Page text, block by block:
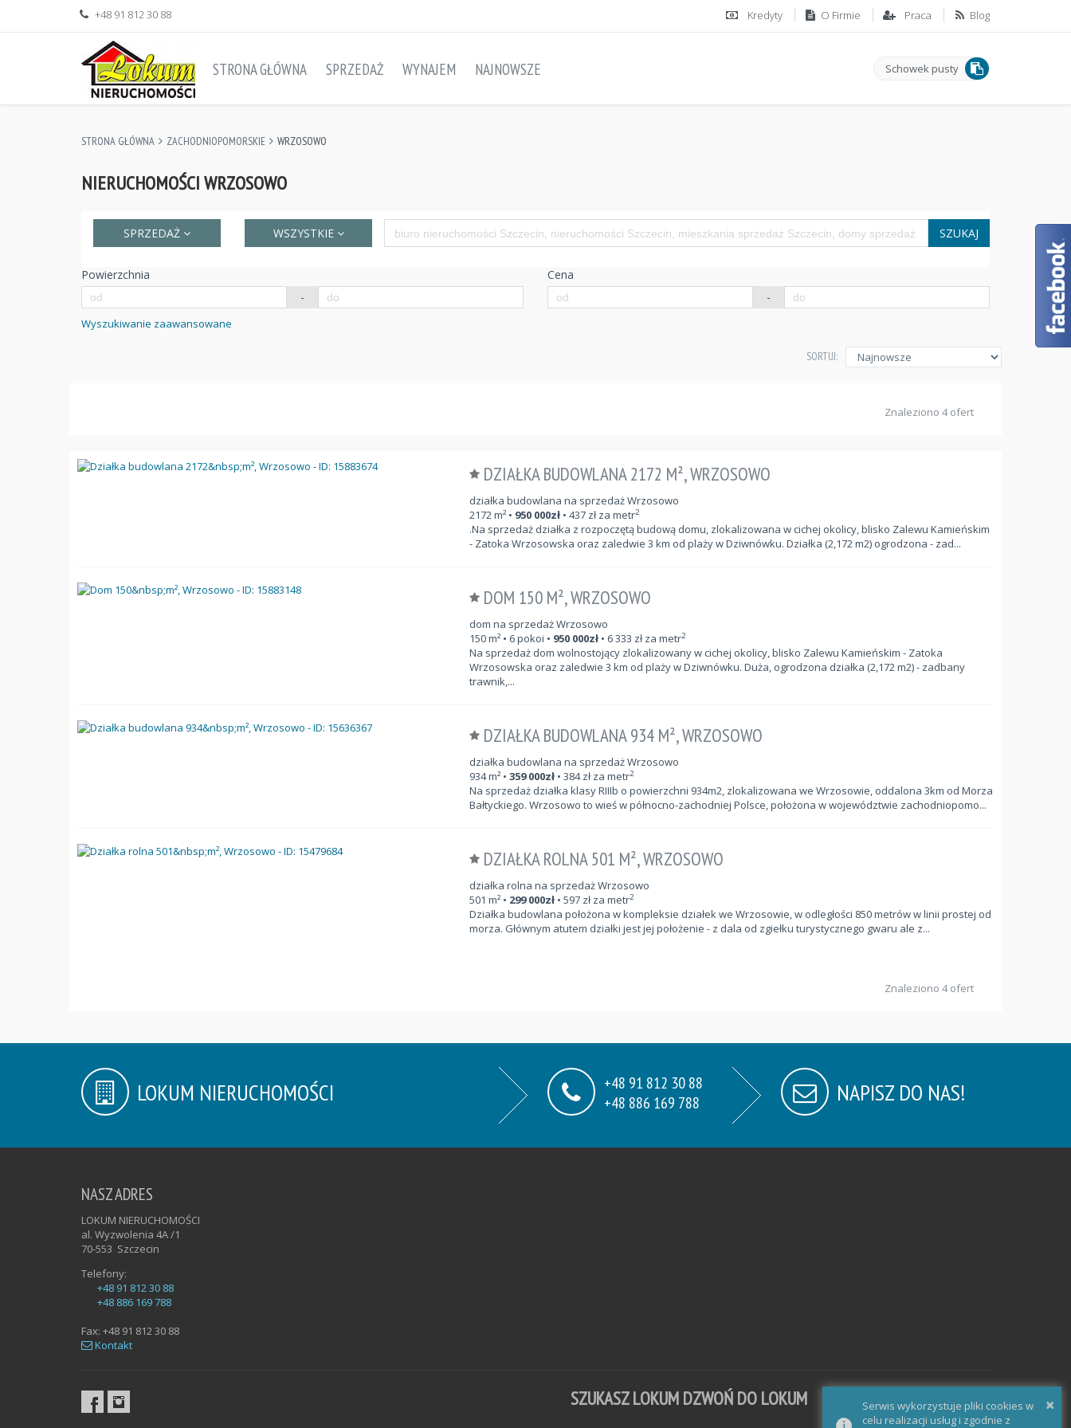
+48 91 812 30 88 Kredyty O Firmie Praca Blog
Schowek pusty
STRONA GŁÓWNA SPRZEDAŻ WYNAJEM NAJNOWSZE
STRONA GŁÓWNA ZACHODNIOPOMORSKIE WRZOSOWO
NIERUCHOMOŚCI WRZOSOWO
SPRZEDAŻ WSZYSTKIE SZUKAJ
Powierzchnia
-
Cena
-
Wyszukiwanie zaawansowane
SORTUJ:
Znaleziono 4 ofert
DZIAŁKA BUDOWLANA 2172 M², WRZOSOWO
działka budowlana na sprzedaż Wrzosowo
2172m²• 950 000zł• 437zł za metr2
.Na sprzedaż działka z rozpoczętą budową domu, zlokalizowana w cichej okolicy, blisko Zalewu Kamieńskim
- Zatoka Wrzosowska oraz zaledwie 3 km od plaży w Dziwnówku. Działka (2,172 m2) ogrodzona - zad...
DOM 150 M², WRZOSOWO
dom na sprzedaż Wrzosowo
150m²• 6 pokoi • 950 000zł• 6 333 zł za metr2
Na sprzedaż dom wolnostojący zlokalizowany w cichej okolicy, blisko Zalewu Kamieńskim - Zatoka
Wrzosowska oraz zaledwie 3 km od plaży w Dziwnówku. Duża, ogrodzona działka (2,172 m2) - zadbany
trawnik,...
DZIAŁKA BUDOWLANA 934 M², WRZOSOWO
działka budowlana na sprzedaż Wrzosowo
934m²• 359 000zł• 384zł za metr2
Na sprzedaż działka klasy RIIIb o powierzchni 934m2, zlokalizowana we Wrzosowie, oddalona 3km od Morza
Bałtyckiego. Wrzosowo to wieś w północno-zachodniej Polsce, położona w województwie zachodniopomo...
DZIAŁKA ROLNA 501 M², WRZOSOWO
działka rolna na sprzedaż Wrzosowo
501 m²• 299 000zł• 597zł za metr2
Działka budowlana położona w kompleksie działek we Wrzosowie, w odległości 850 metrów w linii prostej od
morza. Głównym atutem działki jest jej położenie - z dala od zgiełku turystycznego gwaru ale z...
Znaleziono 4 ofert
LOKUM NIERUCHOMOŚCI
+48 91 812 30 88
+48 886 169 788
NAPISZ DO NAS!
NASZ ADRES
LOKUM NIERUCHOMOŚCI
al. Wyzwolenia 4A /1
70-553 Szczecin
Telefony:
+48 91 812 30 88
+48 886 169 788
Fax: +48 91 812 30 88
Kontakt
SZUKASZ LOKUM DZWOŃ DO LOKUM ×
Serwis wykorzystuje pliki cookies w
celu realizacji usług i zgodnie z